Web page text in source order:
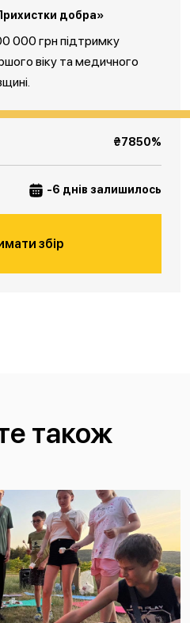
добра»
000 грн підтримку
віку та медичного
₴7850%
-6 днів залишилось
збір
також